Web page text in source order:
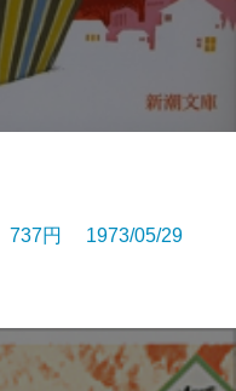
737円 1973/05/29